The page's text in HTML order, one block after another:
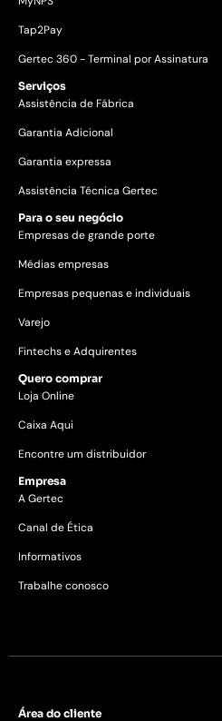
Tap2Pay
Gertec 360 - Terminal por Assinatura
Serviços
Assistência de Fábrica
Garantia Adicional
Garantia expressa
Assistência Técnica Gertec
Para o seu negócio
Empresas de grande porte
Médias empresas
Empresas pequenas e individuais
Varejo
Fintechs e Adquirentes
Quero comprar
Loja Online
Caixa Aqui
Encontre um distribuidor
Empresa
A Gertec
Canal de Ética
Informativos
Trabalhe conosco
Área do cliente